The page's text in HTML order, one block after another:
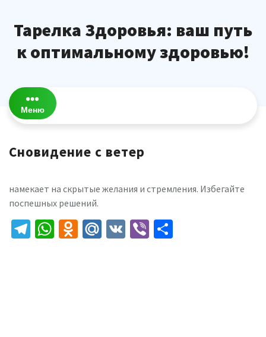
содержимому
Тарелка Здоровья: ваш путь
к оптимальному здоровью!
Меню
Сновидение с ветер
намекает на скрытые желания и стремления. Избегайте
поспешных решений.
Telegram
WhatsApp
Odnoklassniki
Mail.Ru
VK Viber